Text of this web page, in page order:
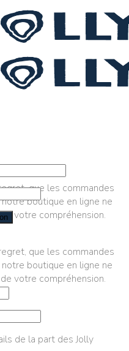
que les commandes
boutique en ligne ne
votre compréhension.
que les commandes
boutique en ligne ne
votre compréhension.
de la part des Jolly